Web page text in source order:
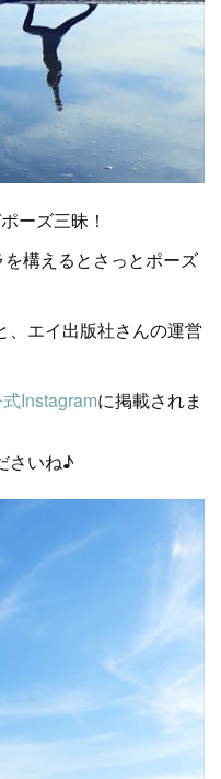
ーズ三昧！
構えるとさっとポーズ
、エイ出版社さんの運営
式Instagramに掲載されま
さいね♪